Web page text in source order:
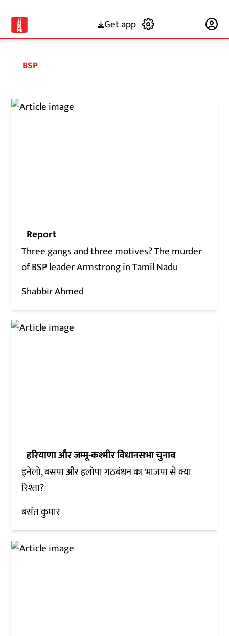
Get app
BSP
Report
Three gangs and three motives? The murder
of BSP leader Armstrong in Tamil Nadu
Shabbir Ahmed
हरियाणा और जम्मू-कश्मीर विधानसभा चुनाव
इनेलो, बसपा और हलोपा गठबंधन का भाजपा से क्या
रिश्ता?
बसंत कुमार